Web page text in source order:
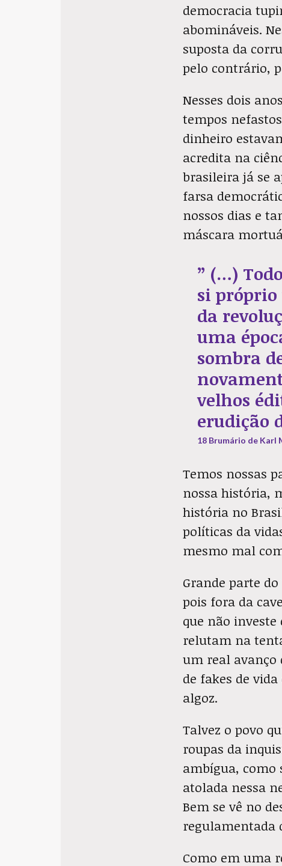
democracia
abomináveis.
suposta da
pelo contrário,
Nesses dois
tempos
dinheiro
acredita na
brasileira já se
farsa
nossos dias e
máscara
” (…)
si
da
uma
sombra
velhos
erudição
18 Brumário de Karl
Temos nossas
nossa história,
história no
políticas da
mesmo mal
Grande parte
pois fora da
que não
relutam na
um real avanço
de fakes de
algoz.
Talvez o povo
roupas da
ambígua, como
atolada nessa
Bem se vê no
regulamentada
Como em uma